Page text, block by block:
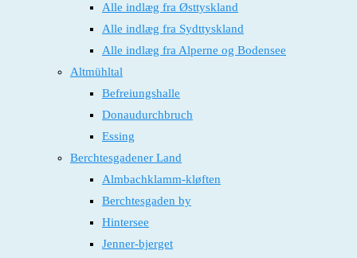
Alle indlæg fra Østtyskland
Alle indlæg fra Sydttyskland
Alle indlæg fra Alperne og Bodensee
Altmühltal
Befreiungshalle
Donaudurchbruch
Essing
Berchtesgadener Land
Almbachklamm-kløften
Berchtesgaden by
Hintersee
Jenner-bjerget